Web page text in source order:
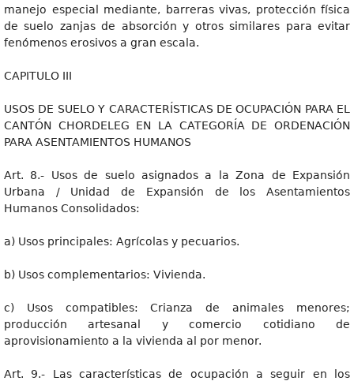
manejo especial mediante, barreras vivas, protección física
de suelo zanjas de absorción y otros similares para evitar
fenómenos erosivos a gran escala.
CAPITULO III
USOS DE SUELO Y CARACTERÍSTICAS DE OCUPACIÓN PARA EL
CANTÓN CHORDELEG EN LA CATEGORÍA DE ORDENACIÓN
PARA ASENTAMIENTOS HUMANOS
Art. 8.- Usos de suelo asignados a la Zona de Expansión
Urbana / Unidad de Expansión de los Asentamientos
Humanos Consolidados:
a) Usos principales: Agrícolas y pecuarios.
b) Usos complementarios: Vivienda.
c) Usos compatibles: Crianza de animales menores;
producción artesanal y comercio cotidiano de
aprovisionamiento a la vivienda al por menor.
Art. 9.- Las características de ocupación a seguir en los